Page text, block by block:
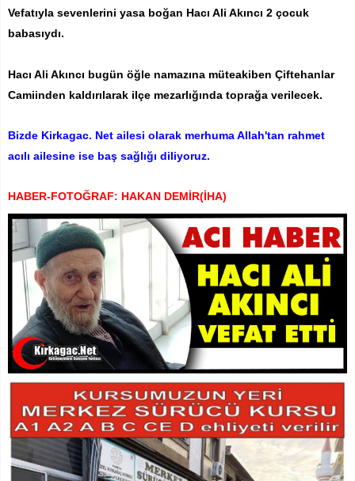
Vefatıyla sevenlerini yasa boğan Hacı Ali Akıncı 2 çocuk
babasıydı.
Hacı Ali Akıncı bugün öğle namazına müteakiben Çiftehanlar
Camiinden kaldırılarak ilçe mezarlığında toprağa verilecek.
Bizde Kirkagac. Net ailesi olarak merhuma Allah'tan rahmet
acılı ailesine ise baş sağlığı diliyoruz.
HABER-FOTOĞRAF: HAKAN DEMİR(İHA)